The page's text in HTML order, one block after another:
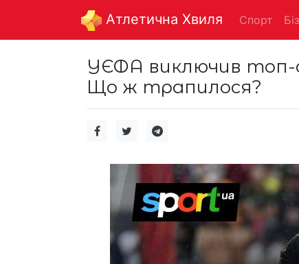
Aтлетична Хвиля Спорт
УЄФА виключив топ-
Що ж трапилося?